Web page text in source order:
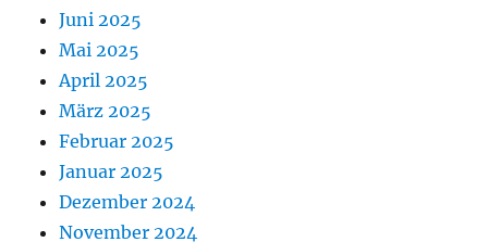
Juni 2025
Mai 2025
April 2025
März 2025
Februar 2025
Januar 2025
Dezember 2024
November 2024